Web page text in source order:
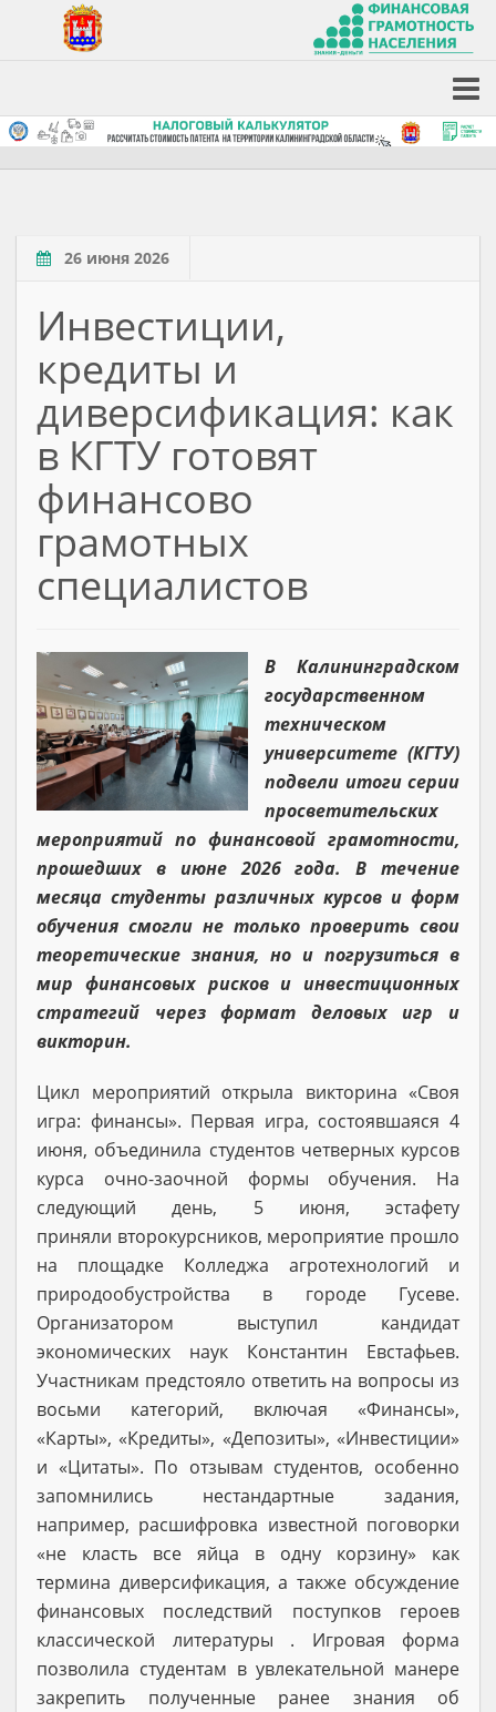
26 июня 2026
Инвестиции,
кредиты и
диверсификация: как
в КГТУ готовят
финансово
грамотных
специалистов
В Калининградском
государственном
техническом
университете (КГТУ)
подвели итоги серии
просветительских
мероприятий по финансовой грамотности,
прошедших в июне 2026 года. В течение
месяца студенты различных курсов и форм
обучения смогли не только проверить свои
теоретические знания, но и погрузиться в
мир финансовых рисков и инвестиционных
стратегий через формат деловых игр и
викторин.
Цикл мероприятий открыла викторина «Своя
игра: финансы». Первая игра, состоявшаяся 4
июня, объединила студентов четверных курсов
курса очно-заочной формы обучения. На
следующий день, 5 июня, эстафету
приняли второкурсников, мероприятие прошло
на площадке Колледжа агротехнологий и
природообустройства в городе Гусеве.
Организатором выступил кандидат
экономических наук Константин Евстафьев.
Участникам предстояло ответить на вопросы из
восьми категорий, включая «Финансы»,
«Карты», «Кредиты», «Депозиты», «Инвестиции»
и «Цитаты». По отзывам студентов, особенно
запомнились нестандартные задания,
например, расшифровка известной поговорки
«не класть все яйца в одну корзину» как
термина диверсификация, а также обсуждение
финансовых последствий поступков героев
классической литературы . Игровая форма
позволила студентам в увлекательной манере
закрепить полученные ранее знания об